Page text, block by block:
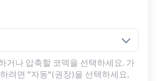
거나 압축할 코덱을 선택하세요. 가
려면 "자동"(권장)을 선택하세요.